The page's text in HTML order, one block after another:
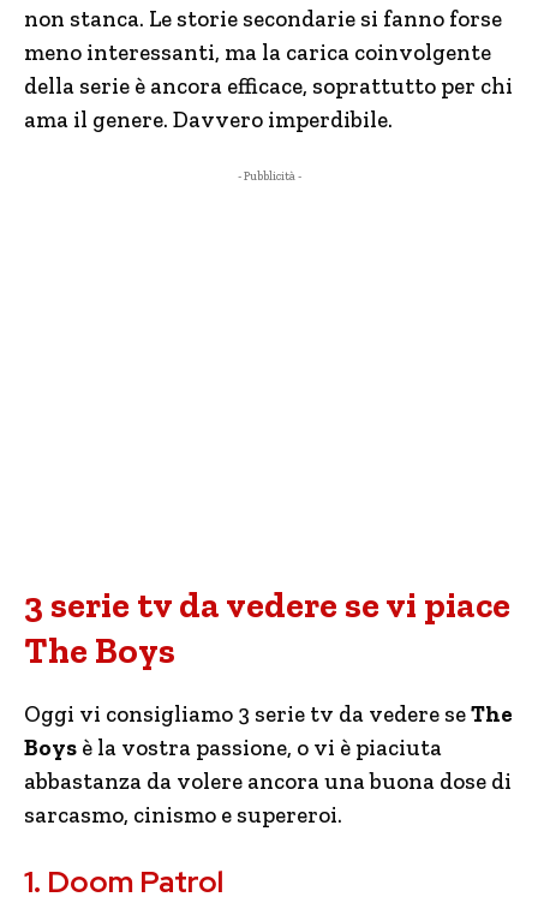
non stanca. Le storie secondarie si fanno forse
meno interessanti, ma la carica coinvolgente
della serie è ancora efficace, soprattutto per chi
ama il genere. Davvero imperdibile.
- Pubblicità -
3 serie tv da vedere se vi piace
The Boys
Oggi vi consigliamo 3 serie tv da vedere seThe
Boys è la vostra passione, o vi è piaciuta
abbastanza da volere ancora una buona dose di
sarcasmo, cinismo e supereroi.
1. Doom Patrol